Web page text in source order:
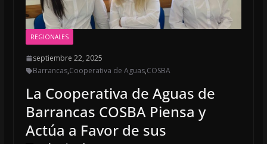
REGIONALES
septiembre 22, 2025
Barrancas,Cooperativa de Aguas,COSBA
La Cooperativa de Aguas de
Barrancas COSBA Piensa y
Actúa a Favor de sus